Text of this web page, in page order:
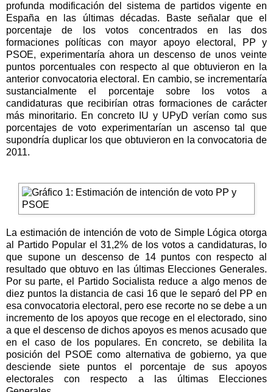
profunda modificación del sistema de partidos vigente en
España en las últimas décadas. Baste señalar que el
porcentaje de los votos concentrados en las dos
formaciones políticas con mayor apoyo electoral, PP y
PSOE, experimentaría ahora un descenso de unos veinte
puntos porcentuales con respecto al que obtuvieron en la
anterior convocatoria electoral. En cambio, se incrementaría
sustancialmente el porcentaje sobre los votos a
candidaturas que recibirían otras formaciones de carácter
más minoritario. En concreto IU y UPyD verían como sus
porcentajes de voto experimentarían un ascenso tal que
supondría duplicar los que obtuvieron en la convocatoria de
2011.
La estimación de intención de voto de Simple Lógica otorga
al Partido Popular el 31,2% de los votos a candidaturas, lo
que supone un descenso de 14 puntos con respecto al
resultado que obtuvo en las últimas Elecciones Generales.
Por su parte, el Partido Socialista reduce a algo menos de
diez puntos la distancia de casi 16 que le separó del PP en
esa convocatoria electoral, pero ese recorte no se debe a un
incremento de los apoyos que recoge en el electorado, sino
a que el descenso de dichos apoyos es menos acusado que
en el caso de los populares. En concreto, se debilita la
posición del PSOE como alternativa de gobierno, ya que
desciende siete puntos el porcentaje de sus apoyos
electorales con respecto a las últimas Elecciones